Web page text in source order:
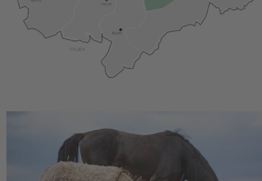
heiligen Johannes von Nepomuk.